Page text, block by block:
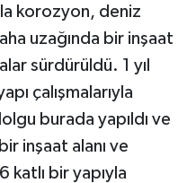
korozyon, deniz
uzağında bir inşaat
sürdürüldü. 1 yıl
çalışmalarıyla
burada yapıldı ve
inşaat alanı ve
katlı bir yapıyla